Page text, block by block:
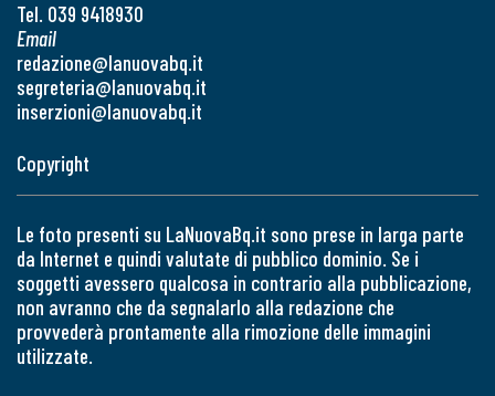
Tel. 039 9418930
Email
redazione@lanuovabq.it
segreteria@lanuovabq.it
inserzioni@lanuovabq.it
Copyright
Le foto presenti su LaNuovaBq.it sono prese in larga parte
da Internet e quindi valutate di pubblico dominio. Se i
soggetti avessero qualcosa in contrario alla pubblicazione,
non avranno che da segnalarlo alla redazione che
provvederà prontamente alla rimozione delle immagini
utilizzate.